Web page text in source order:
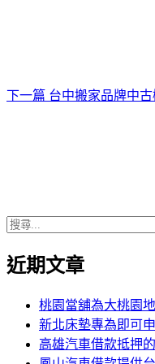
下一篇 台中搬家品牌中
近期文章
桃園當舖為大桃園
新北床墊專為即可
高雄汽車借款抵押